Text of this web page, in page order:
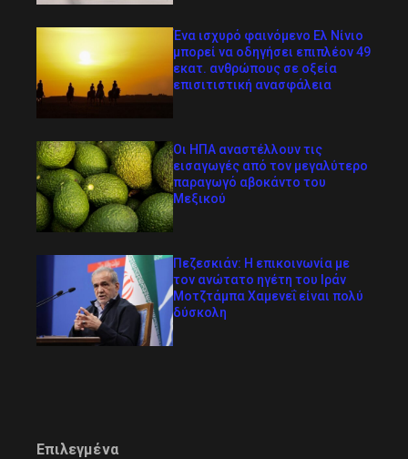
Ένα ισχυρό φαινόμενο Ελ Νίνιο
μπορεί να οδηγήσει επιπλέον 49
εκατ. ανθρώπους σε οξεία
επισιτιστική ανασφάλεια
Οι ΗΠΑ αναστέλλουν τις
εισαγωγές από τον μεγαλύτερο
παραγωγό αβοκάντο του
Μεξικού
Πεζεσκιάν: Η επικοινωνία με
τον ανώτατο ηγέτη του Ιράν
Μοτζτάμπα Χαμενεΐ είναι πολύ
δύσκολη
Επιλεγμένα